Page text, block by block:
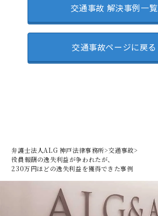
交通事故 解決事例一覧
交通事故ページに戻る
弁護士法人ALG 神戸法律事務所>交通事故>
役員報酬の逸失利益が争われたが、
230万円ほどの逸失利益を獲得できた事例